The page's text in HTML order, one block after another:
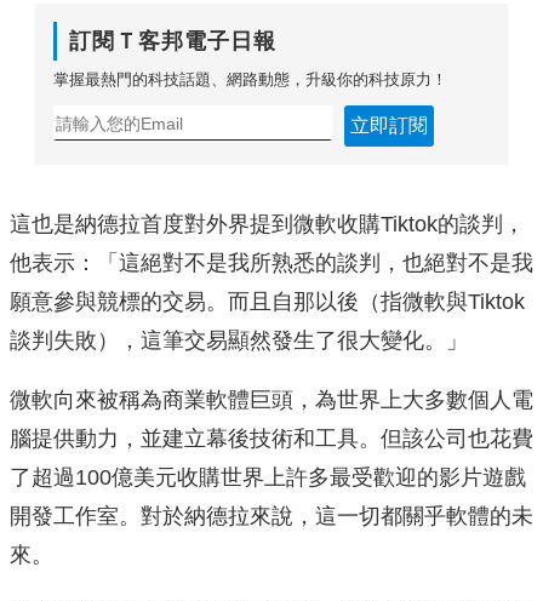
訂閱Ｔ客邦電子日報
掌握最熱門的科技話題、網路動態，升級你的科技原力！
立即訂閱
這也是納德拉首度對外界提到微軟收購Tiktok的談判，
他表示：「這絕對不是我所熟悉的談判，也絕對不是我
願意參與競標的交易。而且自那以後（指微軟與Tiktok
談判失敗），這筆交易顯然發生了很大變化。」
微軟向來被稱為商業軟體巨頭，為世界上大多數個人電
腦提供動力，並建立幕後技術和工具。但該公司也花費
了超過100億美元收購世界上許多最受歡迎的影片遊戲
開發工作室。對於納德拉來說，這一切都關乎軟體的未
來。